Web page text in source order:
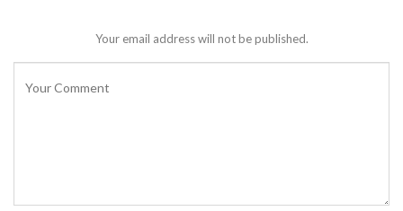
Your email address will not be published.